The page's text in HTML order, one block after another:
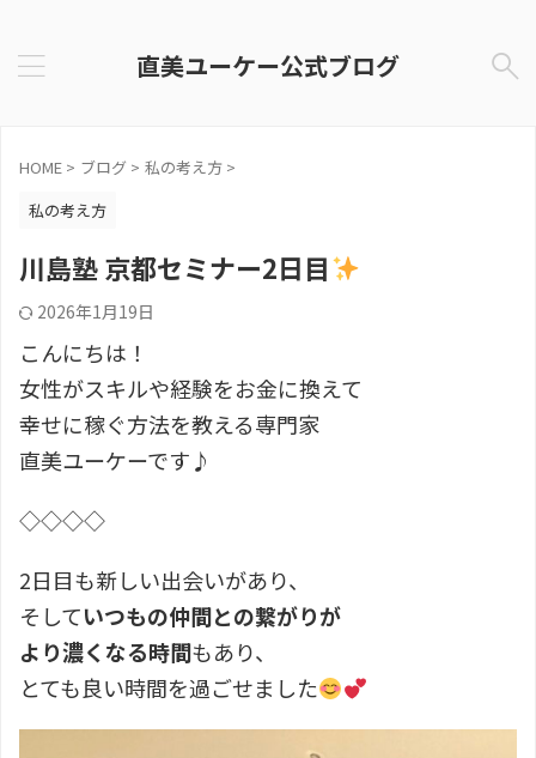
直美ユーケー公式ブログ
HOME > ブログ > 私の考え方 >
私の考え方
川島塾 京都セミナー2日目
2026年1月19日
こんにちは！
女性がスキルや経験をお金に換えて
幸せに稼ぐ方法を教える専門家
直美ユーケーです♪
◇◇◇◇
2日目も新しい出会いがあり、
そしていつもの仲間との繋がりが
より濃くなる時間もあり、
とても良い時間を過ごせました